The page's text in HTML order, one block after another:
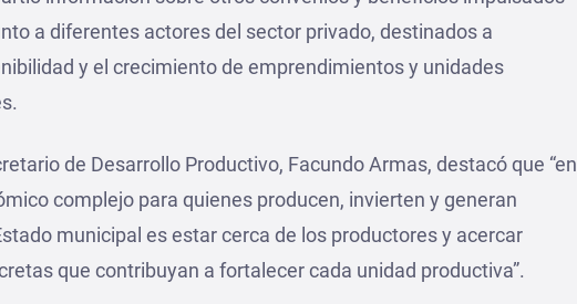
a diferentes actores del sector privado, destinados a
y el crecimiento de emprendimientos y unidades
de Desarrollo Productivo, Facundo Armas, destacó que “en
complejo para quienes producen, invierten y generan
municipal es estar cerca de los productores y acercar
que contribuyan a fortalecer cada unidad productiva”.